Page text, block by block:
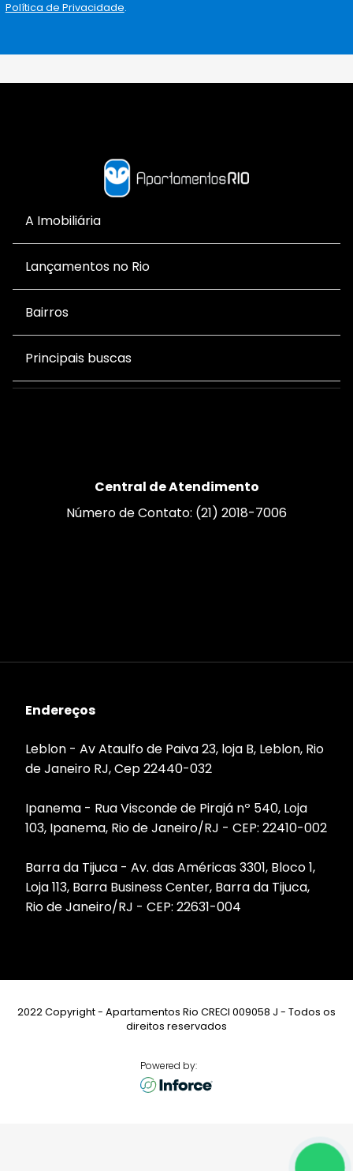
Política de Privacidade.
A Imobiliária
Lançamentos no Rio
Bairros
Principais buscas
Central de Atendimento
Número de Contato: (21) 2018-7006
Endereços
Leblon - Av Ataulfo de Paiva 23, loja B, Leblon, Rio
de Janeiro RJ, Cep 22440-032
Ipanema - Rua Visconde de Pirajá nº 540, Loja
103, Ipanema, Rio de Janeiro/RJ - CEP: 22410-002
Barra da Tijuca - Av. das Américas 3301, Bloco 1,
Loja 113, Barra Business Center, Barra da Tijuca,
Rio de Janeiro/RJ - CEP: 22631-004
2022 Copyright - Apartamentos Rio CRECI 009058 J - Todos os
direitos reservados
Powered by: